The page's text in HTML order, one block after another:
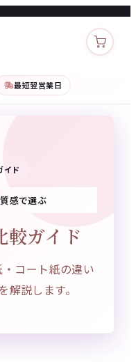
カート
最短翌営業日
イド
質感で選ぶ
較ガイド
コート紙の違い
解説します。